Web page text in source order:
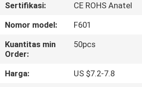
TUR
PABRIK
KONTROL
KUALITAS
Sertifikasi:
CE ROHS Anatel
Nomor model:
F601
Kuantitas min
Order:
50pcs
Harga:
US $7.2-7.8